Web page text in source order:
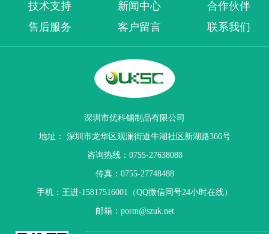
技术支持
新闻中心
合作伙伴
售后服务
客户留言 联系我们
深圳市优科锡制品有限公司
地址： 深圳市龙华区观澜街道牛湖社区新湖路366号
咨询热线：0755-27638088
传真：0755-27748488
手机：王进-15817516001（QQ微信同号24小时在线）
邮箱：porm@szuk.net